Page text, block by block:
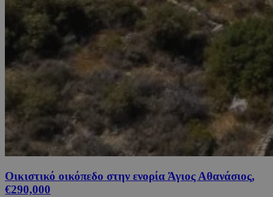
Οικιστικό οικόπεδο στην ενορία Άγιος Αθανάσιος,
€290,000